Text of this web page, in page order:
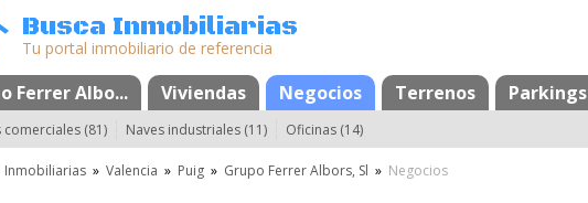
Busca Inmobiliarias
Tu portal inmobiliario de referencia
Ferrer Albo... Viviendas Negocios Terrenos Parkings
MapaFavoritos
comerciales (81) Naves industriales (11) Oficinas (14)
Inmobiliarias » Valencia » Puig » Grupo Ferrer Albors, Sl » Negocios